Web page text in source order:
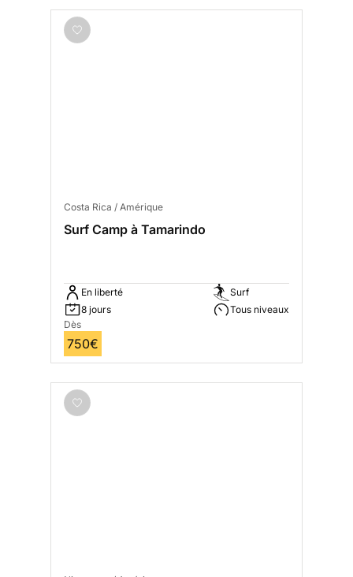
Costa Rica / Amérique
Surf Camp à Tamarindo
En liberté
8 jours
Surf
Tous niveaux
Dès
750€